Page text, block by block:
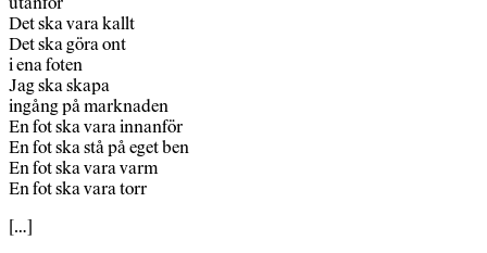
Det ska vara kallt
Det ska göra ont
i ena foten
Jag ska skapa
ingång på marknaden
En fot ska vara innanför
En fot ska stå på eget ben
En fot ska vara varm
En fot ska vara torr
[…]